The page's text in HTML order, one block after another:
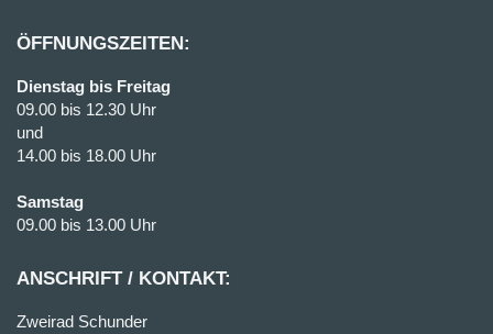
ÖFFNUNGSZEITEN:
Dienstag bis Freitag
09.00 bis 12.30 Uhr
und
14.00 bis 18.00 Uhr
Samstag
09.00 bis 13.00 Uhr
ANSCHRIFT / KONTAKT:
Zweirad Schunder